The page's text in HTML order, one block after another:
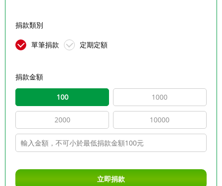
捐款類別
單筆捐款 定期定額
捐款金額
100 1000
2000 10000
立即捐款